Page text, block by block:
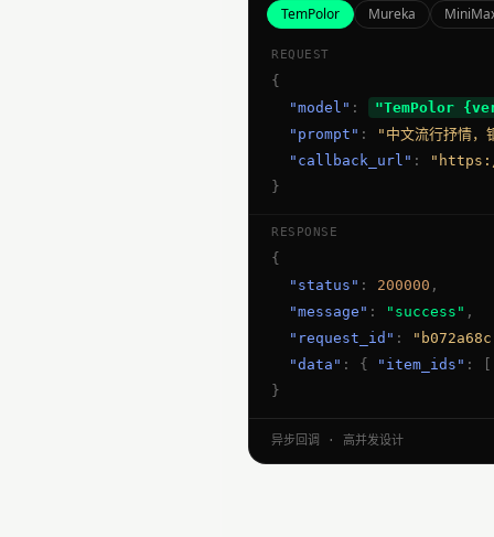
TemPolor Mureka
REQUEST
{
"model" : "TemPolor
"prompt" : " 中文流行抒情，
"callback_url" :
}
RESPONSE
{
"status" : 200000 ,
"message" : "success" ,
"request_id" :
"data" : { "item_ids" : [
}
异步回调 · 高并发设计